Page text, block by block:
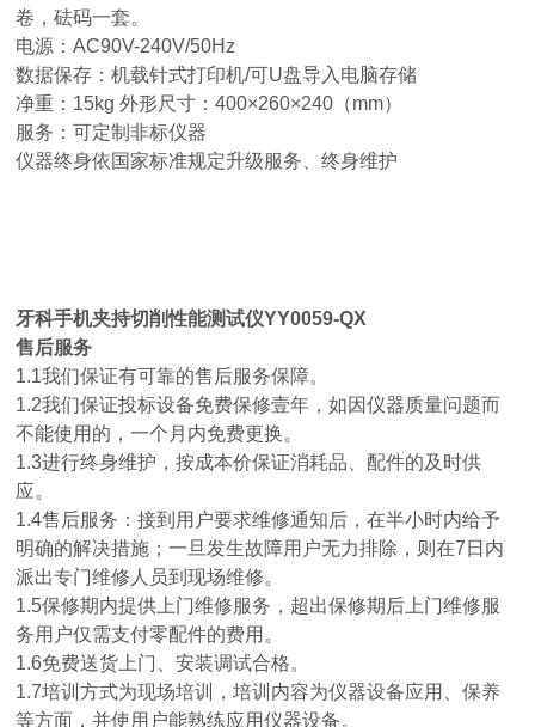
卷，砝码一套。
电源：AC90V-240V/50Hz
数据保存：机载针式打印机/可U盘导入电脑存储
净重：15kg 外形尺寸：400×260×240（mm）
服务：可定制非标仪器
仪器终身依国家标准规定升级服务、终身维护
牙科手机夹持切削性能测试仪YY0059-QX
售后服务
1.1我们保证有可靠的售后服务保障。
1.2我们保证投标设备免费保修壹年，如因仪器质量问题而
不能使用的，一个月内免费更换。
1.3进行终身维护，按成本价保证消耗品、配件的及时供
应。
1.4售后服务：接到用户要求维修通知后，在半小时内给予
明确的解决措施；一旦发生故障用户无力排除，则在7日内
派出专门维修人员到现场维修。
1.5保修期内提供上门维修服务，超出保修期后上门维修服
务用户仅需支付零配件的费用。
1.6免费送货上门、安装调试合格。
1.7培训方式为现场培训，培训内容为仪器设备应用、保养
等方面，并使用户能熟练应用仪器设备。